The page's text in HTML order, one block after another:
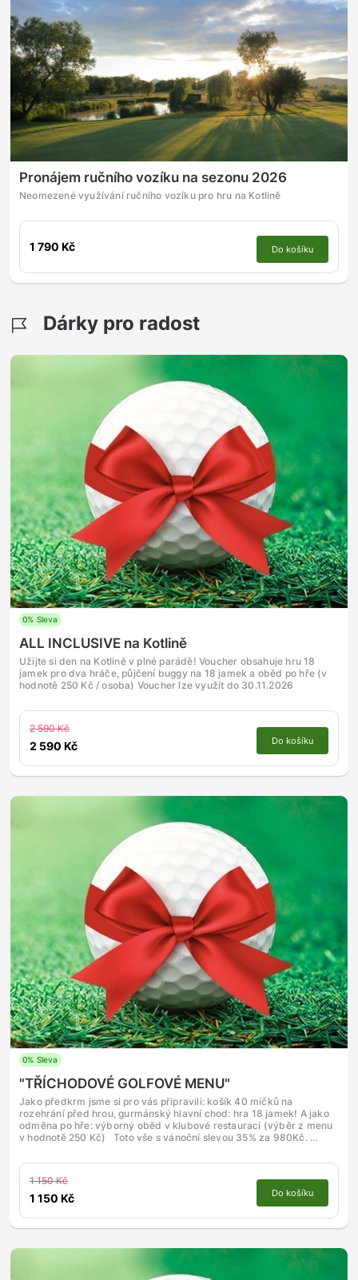
Pronájem ručního vozíku na sezonu 2026
Neomezené využívání ručního vozíku pro hru na Kotlině
1 790 Kč Do košíku
Dárky pro radost
0% Sleva
ALL INCLUSIVE na Kotlině
Užijte si den na Kotlině v plné parádě! Voucher obsahuje hru 18
jamek pro dva hráče, půjčení buggy na 18 jamek a oběd po hře (v
hodnotě 250 Kč / osoba) Voucher lze využít do 30.11.2026
2 590 Kč
2 590 Kč Do košíku
0% Sleva
"TŘÍCHODOVÉ GOLFOVÉ MENU"
Jako předkrm jsme si pro vás připravili: košík 40 míčků na
rozehrání před hrou, gurmánský hlavní chod: hra 18 jamek! A jako
odměna po hře: výborný oběd v klubové restauraci (výběr z menu
v hodnotě 250 Kč) Toto vše s vánoční slevou 35% za 980Kč. …
1 150 Kč
1 150 Kč Do košíku